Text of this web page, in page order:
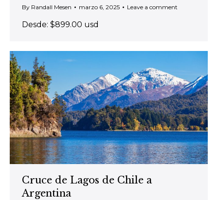
By Randall Mesen marzo 6, 2025 Leave a comment
Desde: $899.00 usd
Cruce de Lagos de Chile a
Argentina